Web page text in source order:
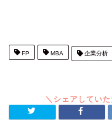
FP MBA 企業分析